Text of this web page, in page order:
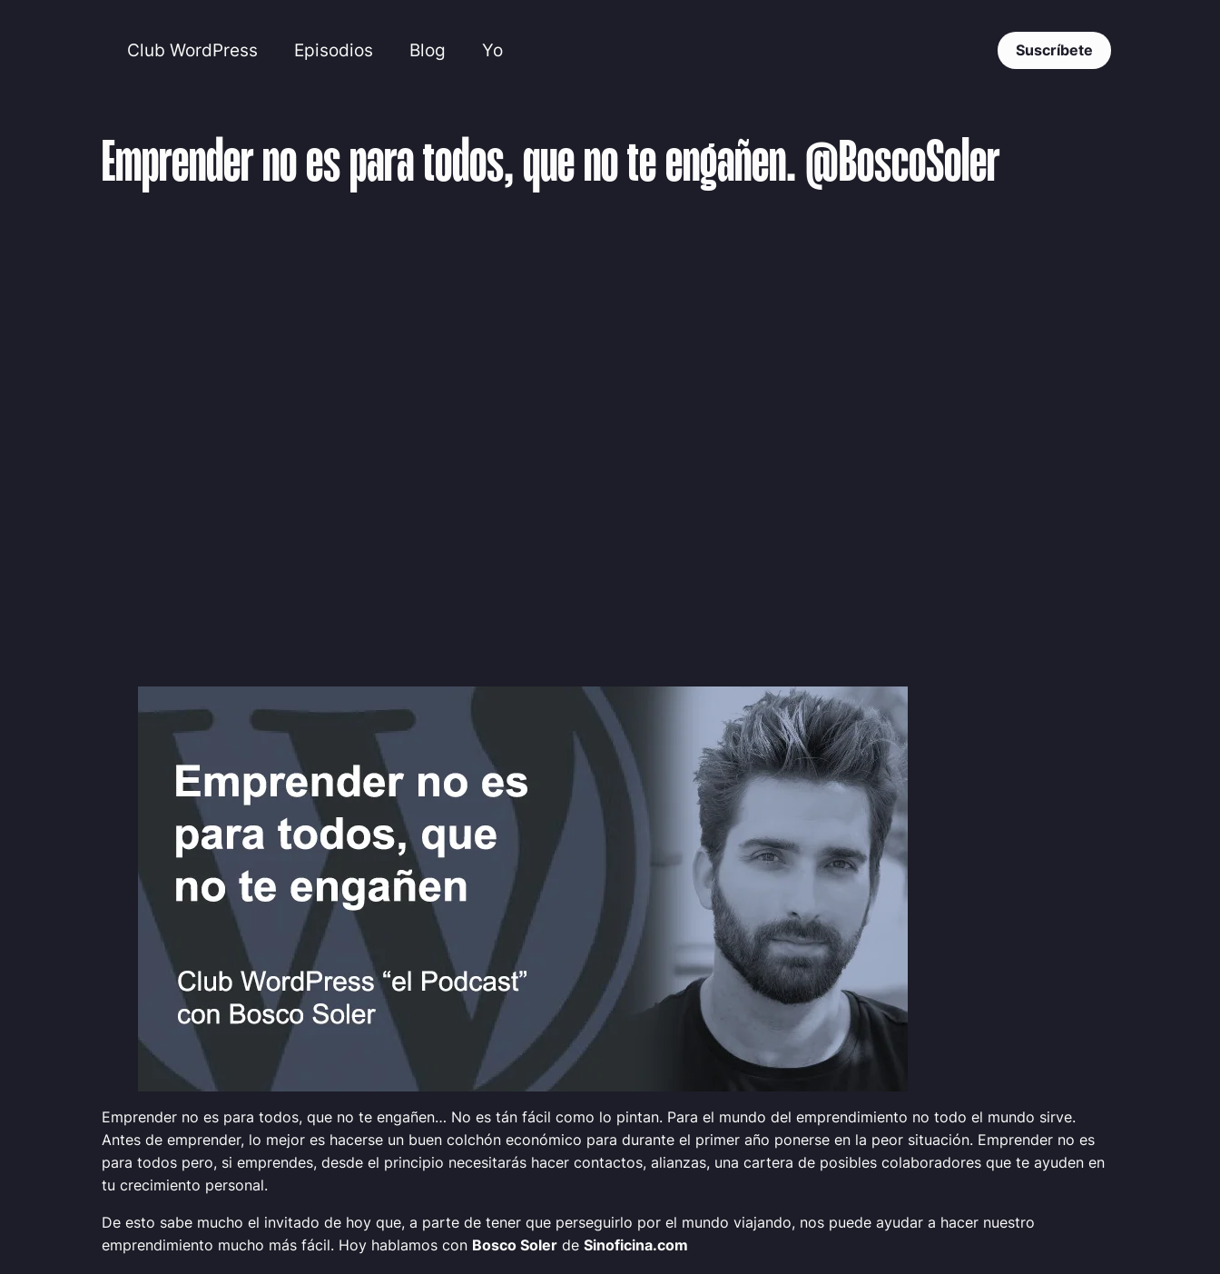
Club WordPress Episodios Blog Yo Suscríbete
Emprender no es para todos, que no te engañen. @BoscoSoler
Emprender no es para todos, que no te engañen… No es tán fácil como lo pintan. Para el mundo del emprendimiento no todo el mundo sirve.
Antes de emprender, lo mejor es hacerse un buen colchón económico para durante el primer año ponerse en la peor situación. Emprender no es
para todos pero, si emprendes, desde el principio necesitarás hacer contactos, alianzas, una cartera de posibles colaboradores que te ayuden en
tu crecimiento personal.
De esto sabe mucho el invitado de hoy que, a parte de tener que perseguirlo por el mundo viajando, nos puede ayudar a hacer nuestro
emprendimiento mucho más fácil. Hoy hablamos con Bosco Soler de Sinoficina.com